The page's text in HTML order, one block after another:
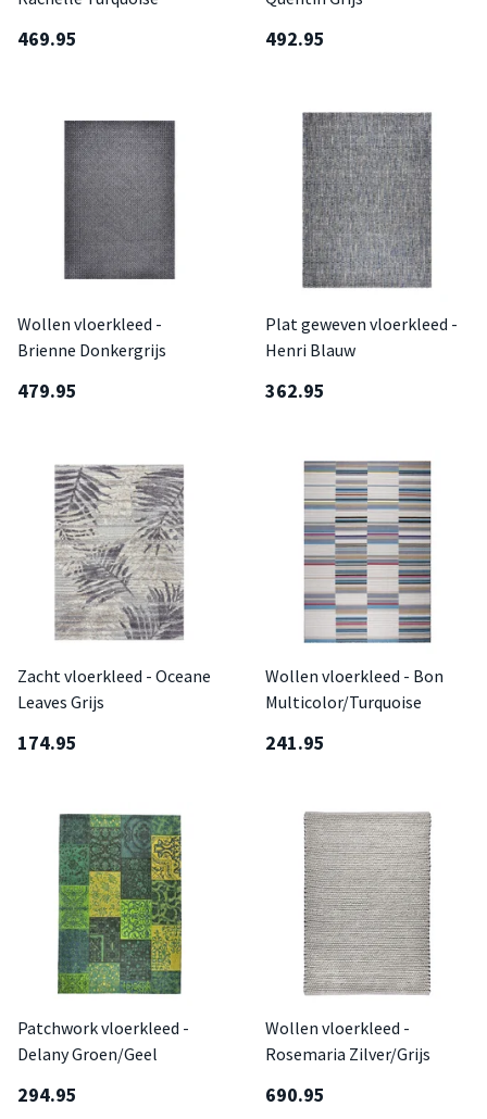
469.95 492.95
Wollen vloerkleed -
Brienne Donkergrijs
479.95
Plat geweven vloerkleed -
Henri Blauw
362.95
Zacht vloerkleed - Oceane
Leaves Grijs
174.95
Wollen vloerkleed - Bon
Multicolor/Turquoise
241.95
Patchwork vloerkleed -
Delany Groen/Geel
294.95
Wollen vloerkleed -
Rosemaria Zilver/Grijs
690.95